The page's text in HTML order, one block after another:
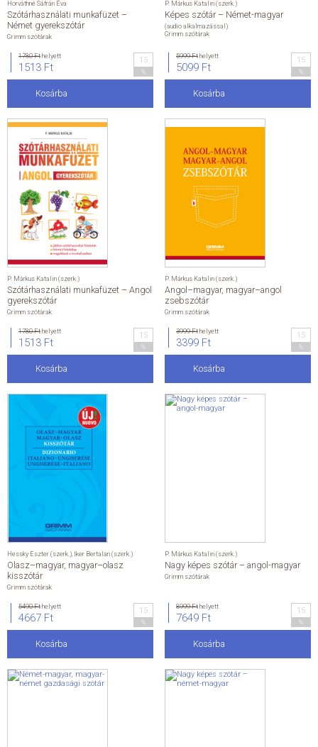
Horváthné Sáfrán Éva
Szótárhasználati munkafüzet –
Német gyerekszótár
Grimm szótárak
1780 Fthelyett
1513 Ft
15
Kosárba
P. Márkus Katalin (szerk.)
Képes szótár – Német-magyar
(audio alkalmazással)
Grimm szótárak
5999 Fthelyett
5099 Ft
15
Kosárba
P. Márkus Katalin (szerk.)
Szótárhasználati munkafüzet – Angol
gyerekszótár
Grimm szótárak
1780 Fthelyett
1513 Ft
15
Kosárba
P. Márkus Katalin (szerk.)
Angol–magyar, magyar–angol
zsebszótár
Grimm szótárak
3999 Fthelyett
3399 Ft
15
Kosárba
Hessky Eszter (szerk.) Iker Bertalan (szerk.)
Olasz–magyar, magyar–olasz
kisszótár
Grimm szótárak
5490 Fthelyett
4667 Ft
15
Kosárba
P. Márkus Katalin (szerk.)
Nagy képes szótár – angol-magyar
Grimm szótárak
8999 Fthelyett
7649 Ft
15
Kosárba